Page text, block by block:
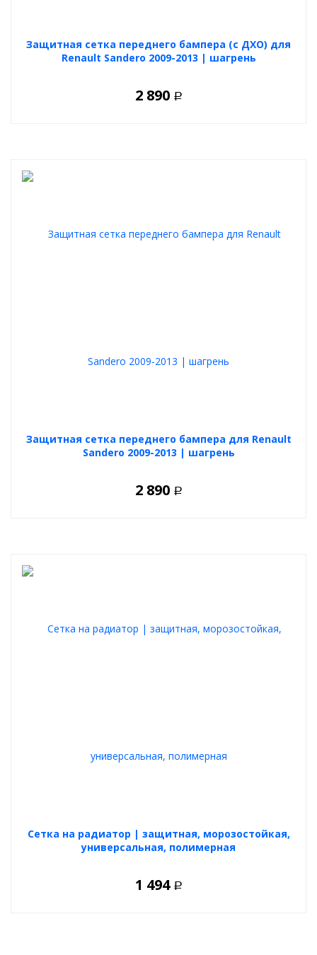
Защитная сетка переднего бампера (с ДХО) для
Renault Sandero 2009-2013 | шагрень
2 890 Р
Защитная сетка переднего бампера для Renault
Sandero 2009-2013 | шагрень
2 890 Р
Cетка на радиатор | защитная, морозостойкая,
универсальная, полимерная
1 494 Р